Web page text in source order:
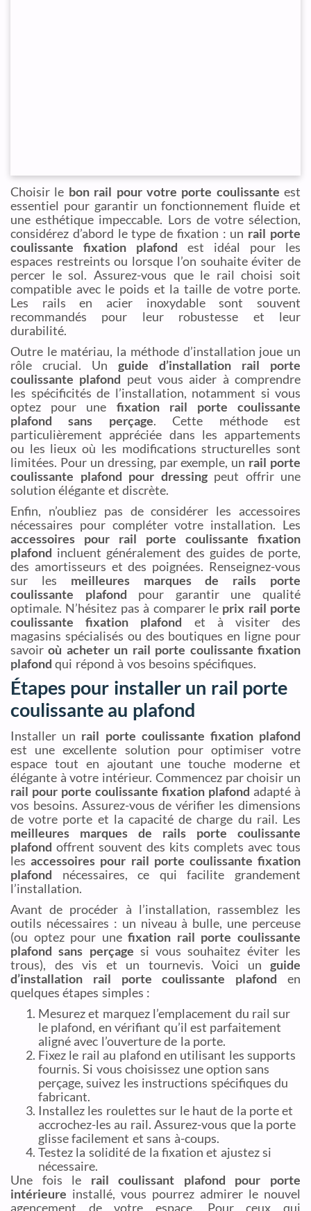
Choisir le bon rail pour votre porte coulissante est
essentiel pour garantir un fonctionnement fluide et
une esthétique impeccable. Lors de votre sélection,
considérez d’abord le type de fixation : un rail porte
coulissante fixation plafond est idéal pour les
espaces restreints ou lorsque l’on souhaite éviter de
percer le sol. Assurez-vous que le rail choisi soit
compatible avec le poids et la taille de votre porte.
Les rails en acier inoxydable sont souvent
recommandés pour leur robustesse et leur
durabilité.
Outre le matériau, la méthode d’installation joue un
rôle crucial. Un guide d’installation rail porte
coulissante plafond peut vous aider à comprendre
les spécificités de l’installation, notamment si vous
optez pour une fixation rail porte coulissante
plafond sans perçage. Cette méthode est
particulièrement appréciée dans les appartements
ou les lieux où les modifications structurelles sont
limitées. Pour un dressing, par exemple, un rail porte
coulissante plafond pour dressingpeut offrir une
solution élégante et discrète.
Enfin, n’oubliez pas de considérer les accessoires
nécessaires pour compléter votre installation. Les
accessoires pour rail porte coulissante fixation
plafond incluent généralement des guides de porte,
des amortisseurs et des poignées. Renseignez-vous
sur les meilleures marques de rails porte
coulissante plafond pour garantir une qualité
optimale. N’hésitez pas à comparer le prix rail porte
coulissante fixation plafond et à visiter des
magasins spécialisés ou des boutiques en ligne pour
savoiroù acheter un rail porte coulissante fixation
plafond qui répond à vos besoins spécifiques.
Étapes pour installer un rail porte
coulissante au plafond
Installer un rail porte coulissante fixation plafond
est une excellente solution pour optimiser votre
espace tout en ajoutant une touche moderne et
élégante à votre intérieur. Commencez par choisir un
rail pour porte coulissante fixation plafond adapté à
vos besoins. Assurez-vous de vérifier les dimensions
de votre porte et la capacité de charge du rail. Les
meilleures marques de rails porte coulissante
plafond offrent souvent des kits complets avec tous
lesaccessoires pour rail porte coulissante fixation
plafond nécessaires, ce qui facilite grandement
l’installation.
Avant de procéder à l’installation, rassemblez les
outils nécessaires : un niveau à bulle, une perceuse
(ou optez pour unefixation rail porte coulissante
plafond sans perçage si vous souhaitez éviter les
trous), des vis et un tournevis. Voici un guide
d’installation rail porte coulissante plafond en
quelques étapes simples :
Mesurez et marquez l’emplacement du rail sur
le plafond, en vérifiant qu’il est parfaitement
aligné avec l’ouverture de la porte.
Fixez le rail au plafond en utilisant les supports
fournis. Si vous choisissez une option sans
perçage, suivez les instructions spécifiques du
fabricant.
Installez les roulettes sur le haut de la porte et
accrochez-les au rail. Assurez-vous que la porte
glisse facilement et sans à-coups.
Testez la solidité de la fixation et ajustez si
nécessaire.
Une fois le rail coulissant plafond pour porte
intérieure installé, vous pourrez admirer le nouvel
agencement de votre espace. Pour ceux qui